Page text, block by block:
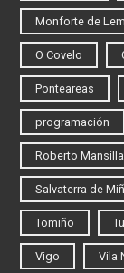
Monforte de
O Covelo
Ponteareas
programación
Roberto
Salvaterra de
Tomiño
Vigo Vila